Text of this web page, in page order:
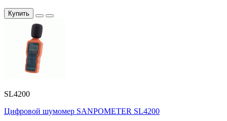
Купить
SL4200
Цифровой шумомер SANPOMETER SL4200